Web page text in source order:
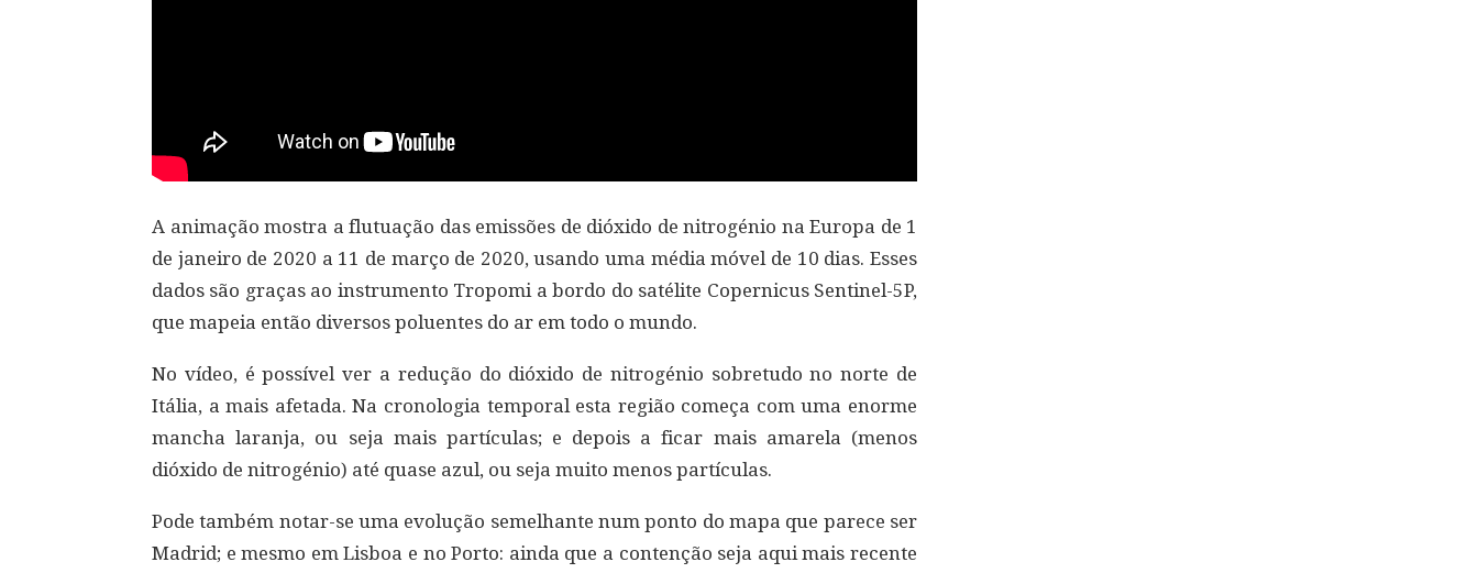
A animação mostra a flutuação das emissões de dióxido de nitrogénio na Europa de 1
de janeiro de 2020 a 11 de março de 2020, usando uma média móvel de 10 dias. Esses
dados são graças ao instrumento Tropomi a bordo do satélite Copernicus Sentinel-5P,
que mapeia então diversos poluentes do ar em todo o mundo.
No vídeo, é possível ver a redução do dióxido de nitrogénio sobretudo no norte de
Itália, a mais afetada. Na cronologia temporal esta região começa com uma enorme
mancha laranja, ou seja mais partículas; e depois a ficar mais amarela (menos
dióxido de nitrogénio) até quase azul, ou seja muito menos partículas.
Pode também notar-se uma evolução semelhante num ponto do mapa que parece ser
Madrid; e mesmo em Lisboa e no Porto: ainda que a contenção seja aqui mais recente